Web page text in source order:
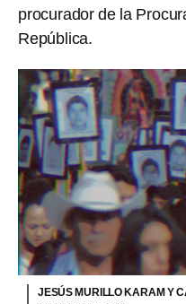
procurador de la
República.
JESÚS MURILLO KARAM Y